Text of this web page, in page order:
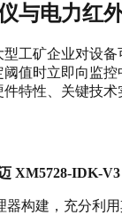
与电力红
工矿企业对设
值时立即向监
特性、关键技
器构建，充分利